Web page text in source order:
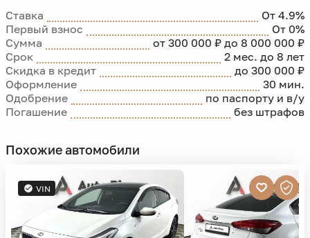
Ставка
От 4.9%
Первый взнос
От 0%
Сумма
от 300 000 ₽ до 8 000 000 ₽
Срок
2 мес. до 8 лет
Скидка в кредит
до 300 000 ₽
Оформление
30 мин.
Одобрение
по паспорту и в/у
Погашение
без штрафов
Похожие автомобили
VIN